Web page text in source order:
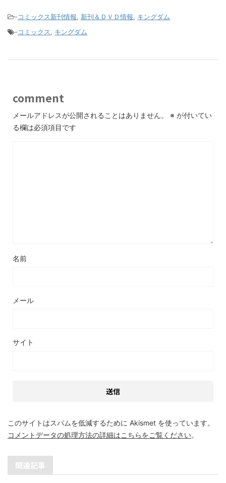
-コミックス新刊情報, 新刊＆ＤＶＤ情報, キングダム
-コミックス, キングダム
comment
メールアドレスが公開されることはありません。 ※ が付いてい
る欄は必須項目です
名前
メール
サイト
このサイトはスパムを低減するために Akismet を使っています。
コメントデータの処理方法の詳細はこちらをご覧ください。
関連記事